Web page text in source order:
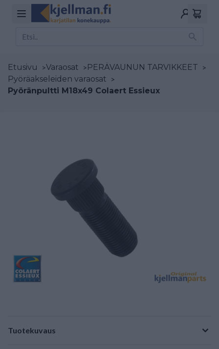
Etusivu >Varaosat >PERÄVAUNUN TARVIKKEET >
Pyöräakseleiden varaosat >
Pyöränpultti M18x49 Colaert Essieux
Tuotekuvaus